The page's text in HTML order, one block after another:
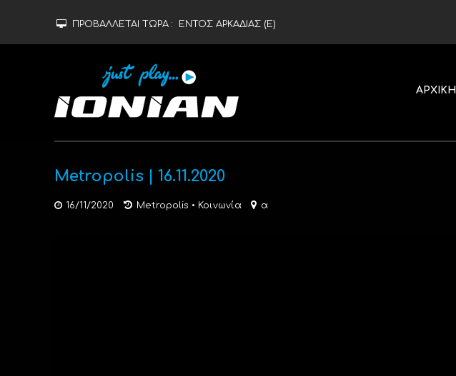
ΠΡΟΒΑΛΛΕΤΑΙ ΤΩΡΑ : ΕΝΤΟΣ ΑΡΚΑΔΙΑΣ (Ε)
ΑΡΧΙΚΗ
Metropolis | 16.11.2020
16/11/2020 Metropolis • Κοινωνία α